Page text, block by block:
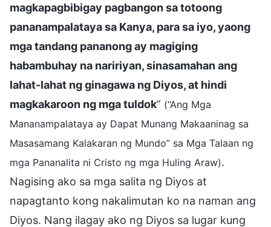
magkapagbibigay pagbangon sa totoong
pananampalataya sa Kanya, para sa iyo, yaong
mga tandang pananong ay magiging
habambuhay na naririyan, sinasamahan ang
lahat-lahat ng ginagawa ng Diyos, at hindi
magkakaroon ng mga tuldok” (“Ang Mga
Mananampalataya ay Dapat Munang Makaaninag sa
Masasamang Kalakaran ng Mundo” sa Mga Talaan ng
mga Pananalita ni Cristo ng mga Huling Araw).
Nagising ako sa mga salita ng Diyos at
napagtanto kong nakalimutan ko na naman ang
Diyos. Nang ilagay ako ng Diyos sa lugar kung